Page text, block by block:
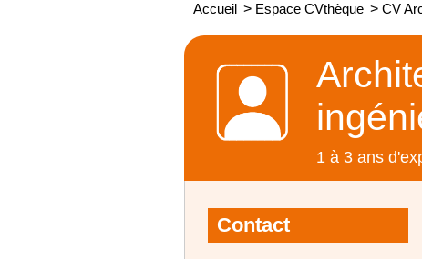
Accueil > Espace CVthèque > CV
1 à 3 ans
Contact